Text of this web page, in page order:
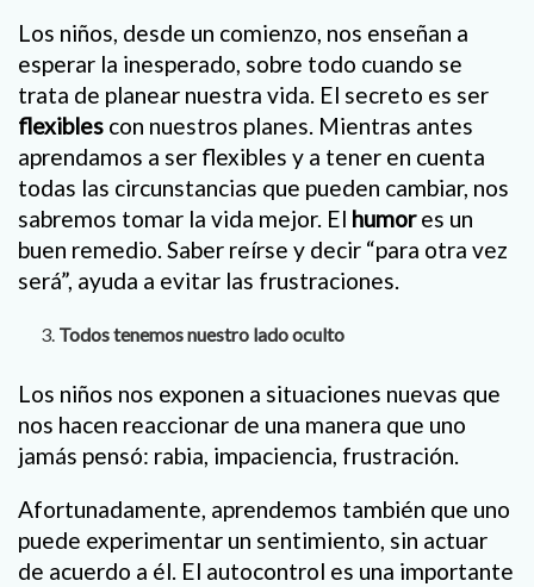
Los niños, desde un comienzo, nos enseñan a
esperar la inesperado, sobre todo cuando se
trata de planear nuestra vida. El secreto es ser
flexibles con nuestros planes. Mientras antes
aprendamos a ser flexibles y a tener en cuenta
todas las circunstancias que pueden cambiar, nos
sabremos tomar la vida mejor. El humores un
buen remedio. Saber reírse y decir “para otra vez
será”, ayuda a evitar las frustraciones.
Todos tenemos nuestro lado oculto
Los niños nos exponen a situaciones nuevas que
nos hacen reaccionar de una manera que uno
jamás pensó: rabia, impaciencia, frustración.
Afortunadamente, aprendemos también que uno
puede experimentar un sentimiento, sin actuar
de acuerdo a él. El autocontrol es una importante